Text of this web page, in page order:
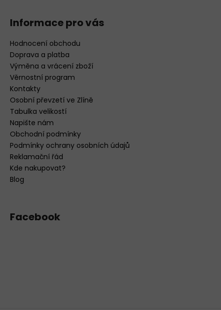
Informace pro vás
Hodnocení obchodu
Doprava a platba
Výměna a vrácení zboží
Věrnostní program
Kontakty
Osobní převzetí ve Zlíně
Tabulka velikostí
Napište nám
Obchodní podmínky
Podmínky ochrany osobních údajů
Reklamační řád
Kde nakupovat?
Blog
Facebook